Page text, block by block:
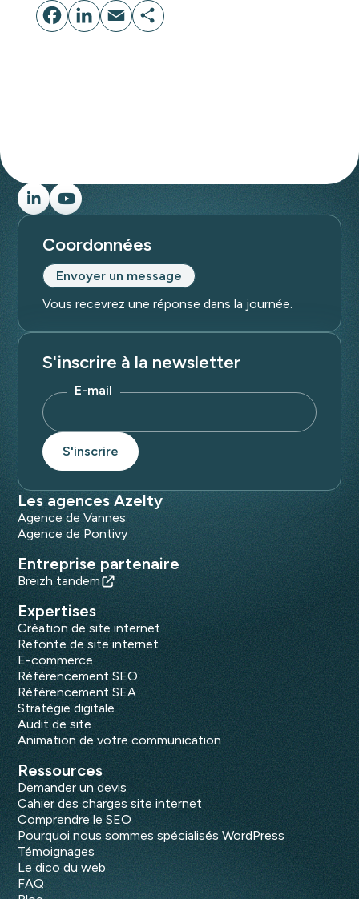
Facebook
LinkedIn
EmailPartager
Coordonnées
Envoyer un message
Vous recevrez une réponse dans la journée.
S'inscrire à la newsletter
E-mail
Les agences Azelty
Agence de Vannes
Agence de Pontivy
Entreprise partenaire
Breizh tandem
Expertises
Création de site internet
Refonte de site internet
E-commerce
Référencement SEO
Référencement SEA
Stratégie digitale
Audit de site
Animation de votre communication
Ressources
Demander un devis
Cahier des charges site internet
Comprendre le SEO
Pourquoi nous sommes spécialisés WordPress
Témoignages
Le dico du web
FAQ